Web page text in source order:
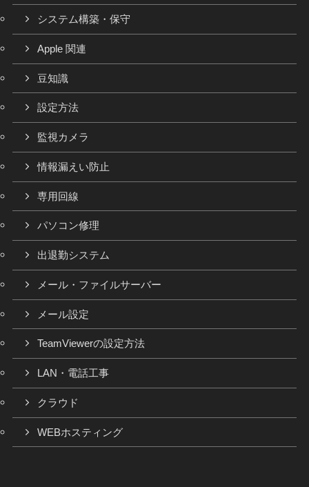
システム構築・保守
Apple 関連
豆知識
設定方法
監視カメラ
情報漏えい防止
専用回線
パソコン修理
出退勤システム
メール・ファイルサーバー
メール設定
TeamViewerの設定方法
LAN・電話工事
クラウド
WEBホスティング